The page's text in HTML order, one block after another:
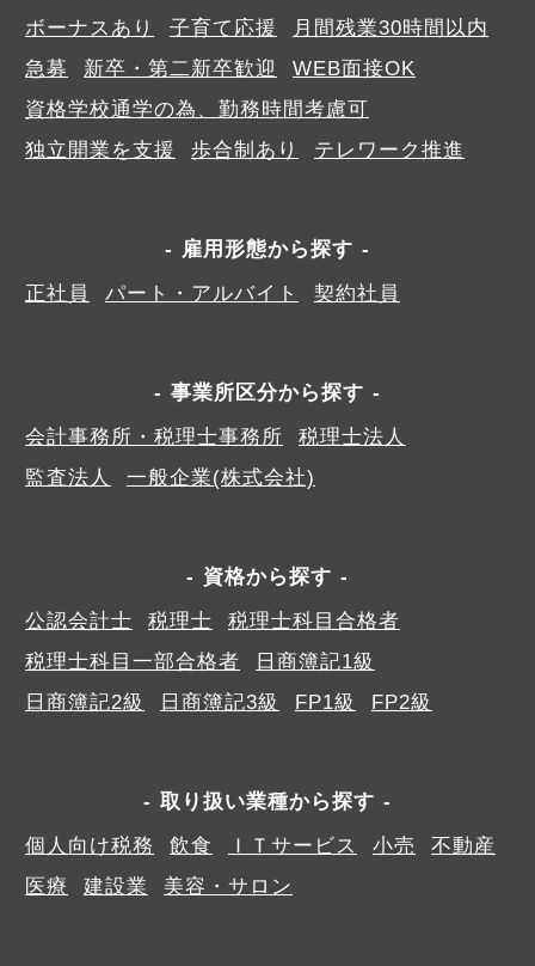
ボーナスあり
子育て応援
月間残業30時間以内
急募
新卒・第二新卒歓迎
WEB面接OK
資格学校通学の為、勤務時間考慮可
独立開業を支援
歩合制あり テレワーク推進
雇用形態から探す
正社員
パート・アルバイト 契約社員
事業所区分から探す
会計事務所・税理士事務所
税理士法人
監査法人
一般企業(株式会社)
資格から探す
公認会計士
税理士
税理士科目合格者
税理士科目一部合格者
日商簿記1級
日商簿記2級
日商簿記3級 FP1級 FP2級
取り扱い業種から探す
個人向け税務
飲食 ＩＴサービス 小売
不動産
医療
建設業 美容・サロン